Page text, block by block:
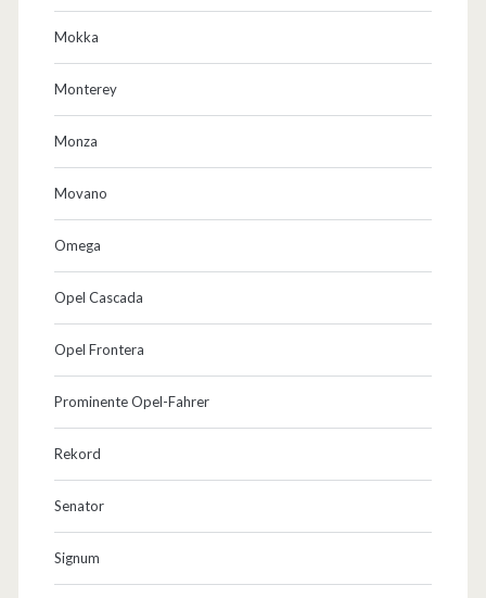
Mokka
Monterey
Monza
Movano
Omega
Opel Cascada
Opel Frontera
Prominente Opel-Fahrer
Rekord
Senator
Signum